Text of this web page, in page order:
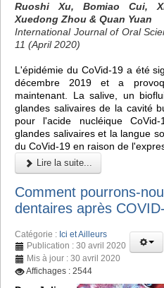
Ruoshi Xu, Bomiao Cui,
Xuedong Zhou & Quan Yuan
International Journal of Oral
11 (April 2020)
L'épidémie du CoVid-19 a été
décembre 2019 et a
maintenant. La salive, un
glandes salivaires de la cavité
pour l'acide nucléique
glandes salivaires et la langue
du CoVid-19 en raison de
Lire la suite...
Comment pourrons-
dentaires après
Catégorie : Ici et Ailleurs
Publication : 30 avril 2020
Mis à jour : 30 avril 2020
Affichages : 2544